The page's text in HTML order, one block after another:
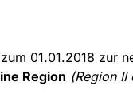
01.01.2018 zur
Region (Region II